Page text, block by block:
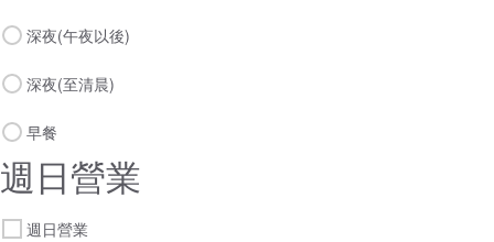
深夜(午夜以後)
深夜(至清晨)
早餐
週日營業
週日營業